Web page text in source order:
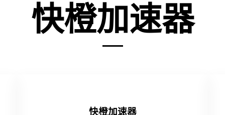
快橙加速器
快橙加速器